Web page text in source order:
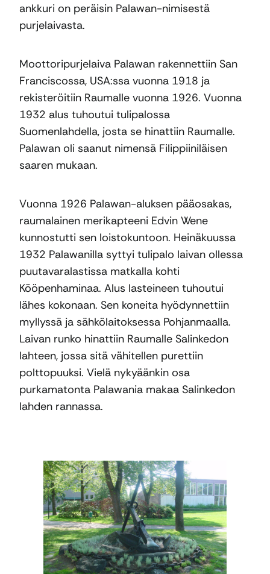
ankkuri on peräisin Palawan-nimisestä
purjelaivasta.
Moottoripurjelaiva Palawan rakennettiin San
Franciscossa, USA:ssa vuonna 1918 ja
rekisteröitiin Raumalle vuonna 1926. Vuonna
1932 alus tuhoutui tulipalossa
Suomenlahdella, josta se hinattiin Raumalle.
Palawan oli saanut nimensä Filippiiniläisen
saaren mukaan.
Vuonna 1926 Palawan-aluksen pääosakas,
raumalainen merikapteeni Edvin Wene
kunnostutti sen loistokuntoon. Heinäkuussa
1932 Palawanilla syttyi tulipalo laivan ollessa
puutavaralastissa matkalla kohti
Kööpenhaminaa. Alus lasteineen tuhoutui
lähes kokonaan. Sen koneita hyödynnettiin
myllyssä ja sähkölaitoksessa Pohjanmaalla.
Laivan runko hinattiin Raumalle Salinkedon
lahteen, jossa sitä vähitellen purettiin
polttopuuksi. Vielä nykyäänkin osa
purkamatonta Palawania makaa Salinkedon
lahden rannassa.